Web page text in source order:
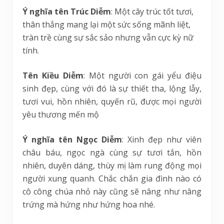
Ý nghĩa tên Trúc Diễm: Một cây trúc tốt tươi,
thân thẳng mang lại một sức sống mãnh liệt,
tràn trề cùng sự sắc sảo nhưng vẫn cực kỳ nữ
tính.
Tên Kiều Diễm: Một người con gái yểu điệu
sinh đẹp, cùng với đó là sự thiết tha, lộng lẫy,
tươi vui, hồn nhiên, quyến rũ, được mọi người
yêu thương mến mộ
Ý nghĩa tên Ngọc Diễm: Xinh đẹp như viên
châu báu, ngọc ngà cùng sự tươi tắn, hồn
nhiên, duyên dáng, thùy mị làm rung động mọi
người xung quanh. Chắc chắn gia đình nào có
cô công chúa nhỏ này cũng sẽ nâng như nâng
trứng mà hứng như hứng hoa nhé.